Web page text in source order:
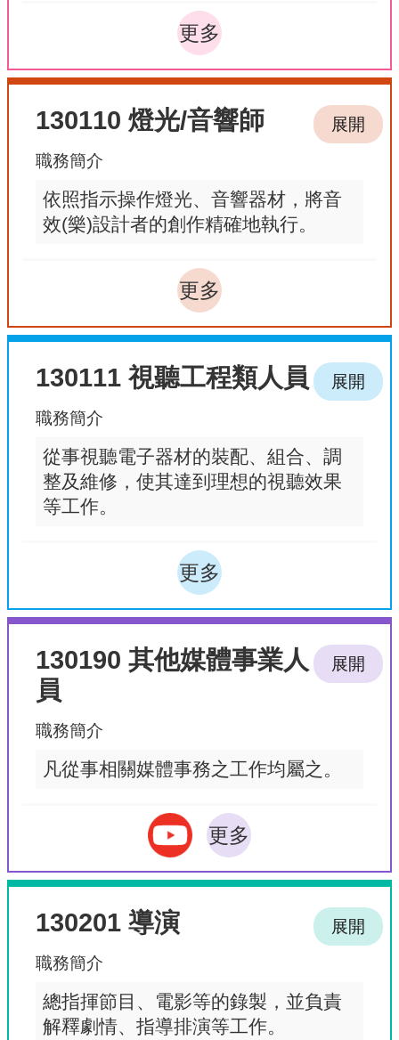
更多
130110 燈光/音響師
職務簡介
依照指示操作燈光、音響器材，將音
效(樂)設計者的創作精確地執行。
更多
展開
130111 視聽工程類人員
職務簡介
從事視聽電子器材的裝配、組合、調
整及維修，使其達到理想的視聽效果
等工作。
更多
展開
130190 其他媒體事業人
員
職務簡介
凡從事相關媒體事務之工作均屬之。
更多
展開
130201 導演
職務簡介
總指揮節目、電影等的錄製，並負責
解釋劇情、指導排演等工作。
展開